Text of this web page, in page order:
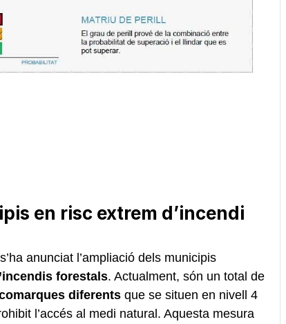
en risc extrem d’incendi
s’ha anunciat l’ampliació dels municipis
forestals. Actualment, són un total de
diferents que se situen en nivell 4
l’accés al medi natural. Aquesta mesura